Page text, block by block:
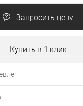
Запросить цену
Купить в 1 клик